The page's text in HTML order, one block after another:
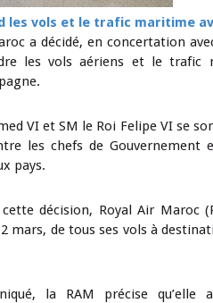
les vols et le trafic maritime
a décidé, en concertation
les vols aériens et le trafic
VI et SM le Roi Felipe VI se
les chefs de
pays.
décision, Royal Air Maroc
mars, de tous ses vols à
la RAM précise